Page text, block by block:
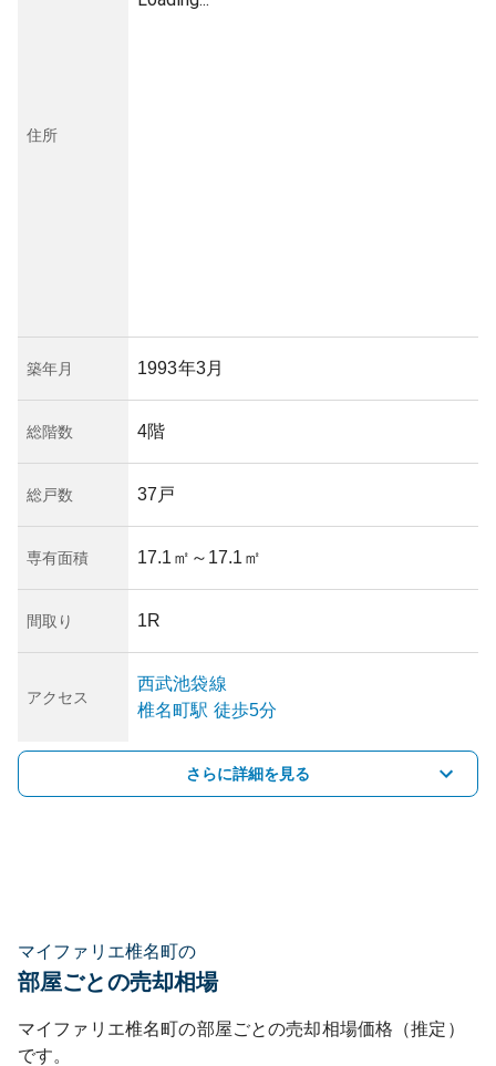
住所
築年月 1993年3月
総階数 4階
総戸数 37戸
専有面積 17.1㎡ ～17.1㎡
間取り 1R
アクセス
西武池袋線
椎名町駅 徒歩5分
さらに詳細を見る
マイファリエ椎名町の
部屋ごとの売却相場
マイファリエ椎名町の部屋ごとの売却相場価格（推定）
です。